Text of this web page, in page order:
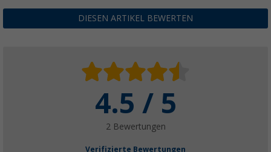
DIESEN ARTIKEL BEWERTEN
4.5 / 5
2 Bewertungen
Verifizierte Bewertungen